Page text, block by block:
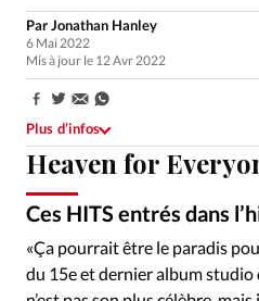
Monde
Opinions
Tous les articles
Faire un don
Emploi
Se connecter
Heaven for
Ces HITS entrés dans
ParJonathan Hanley
6 Mai 2022
Mis à jour le 12 Avr 2022
Partager:
Plus d’infos
«Ça pourrait être le paradis
du 15e et dernier album